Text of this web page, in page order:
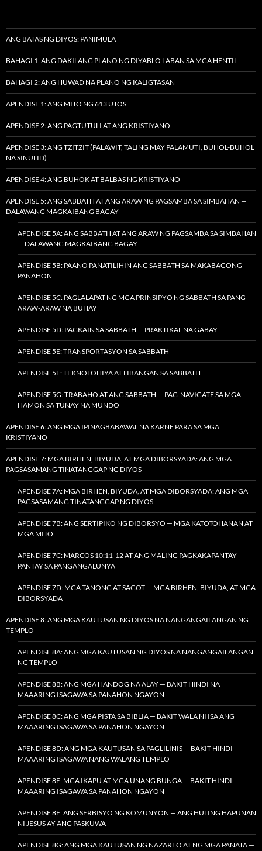
ANG BATAS NG DIYOS: PANIMULA
BAHAGI 1: ANG DAKILANG PLANO NG DIYABLO LABAN SA MGA HENTIL
BAHAGI 2: ANG HUWAD NA PLANO NG KALIGTASAN
APENDISE 1: ANG MITO NG 613 UTOS
APENDISE 2: ANG PAGTUTULI AT ANG KRISTIYANO
APENDISE 3: ANG TZITZIT (PALAWIT, TALING MAY PALAMUTI, BUHOL-BUHOL
NA SINULID)
APENDISE 4: ANG BUHOK AT BALBAS NG KRISTIYANO
APENDISE 5: ANG SABBATH AT ANG ARAW NG PAGSAMBA SA SIMBAHAN —
DALAWANG MAGKAIBANG BAGAY
APENDISE 5A: ANG SABBATH AT ANG ARAW NG PAGSAMBA SA SIMBAHAN
— DALAWANG MAGKAIBANG BAGAY
APENDISE 5B: PAANO PANATILIHIN ANG SABBATH SA MAKABAGONG
PANAHON
APENDISE 5C: PAGLALAPAT NG MGA PRINSIPYO NG SABBATH SA PANG-
ARAW-ARAW NA BUHAY
APENDISE 5D: PAGKAIN SA SABBATH — PRAKTIKAL NA GABAY
APENDISE 5E: TRANSPORTASYON SA SABBATH
APENDISE 5F: TEKNOLOHIYA AT LIBANGAN SA SABBATH
APENDISE 5G: TRABAHO AT ANG SABBATH — PAG-NAVIGATE SA MGA
HAMON SA TUNAY NA MUNDO
APENDISE 6: ANG MGA IPINAGBABAWAL NA KARNE PARA SA MGA
KRISTIYANO
APENDISE 7: MGA BIRHEN, BIYUDA, AT MGA DIBORSYADA: ANG MGA
PAGSASAMANG TINATANGGAP NG DIYOS
APENDISE 7A: MGA BIRHEN, BIYUDA, AT MGA DIBORSYADA: ANG MGA
PAGSASAMANG TINATANGGAP NG DIYOS
APENDISE 7B: ANG SERTIPIKO NG DIBORSYO — MGA KATOTOHANAN AT
MGA MITO
APENDISE 7C: MARCOS 10:11-12 AT ANG MALING PAGKAKAPANTAY-
PANTAY SA PANGANGALUNYA
APENDISE 7D: MGA TANONG AT SAGOT — MGA BIRHEN, BIYUDA, AT MGA
DIBORSYADA
APENDISE 8: ANG MGA KAUTUSAN NG DIYOS NA NANGANGAILANGAN NG
TEMPLO
APENDISE 8A: ANG MGA KAUTUSAN NG DIYOS NA NANGANGAILANGAN
NG TEMPLO
APENDISE 8B: ANG MGA HANDOG NA ALAY — BAKIT HINDI NA
MAAARING ISAGAWA SA PANAHON NGAYON
APENDISE 8C: ANG MGA PISTA SA BIBLIA — BAKIT WALA NI ISA ANG
MAAARING ISAGAWA SA PANAHON NGAYON
APENDISE 8D: ANG MGA KAUTUSAN SA PAGLILINIS — BAKIT HINDI
MAAARING ISAGAWA NANG WALANG TEMPLO
APENDISE 8E: MGA IKAPU AT MGA UNANG BUNGA — BAKIT HINDI
MAAARING ISAGAWA SA PANAHON NGAYON
APENDISE 8F: ANG SERBISYO NG KOMUNYON — ANG HULING HAPUNAN
NI JESUS AY ANG PASKUWA
APENDISE 8G: ANG MGA KAUTUSAN NG NAZAREO AT NG MGA PANATA —